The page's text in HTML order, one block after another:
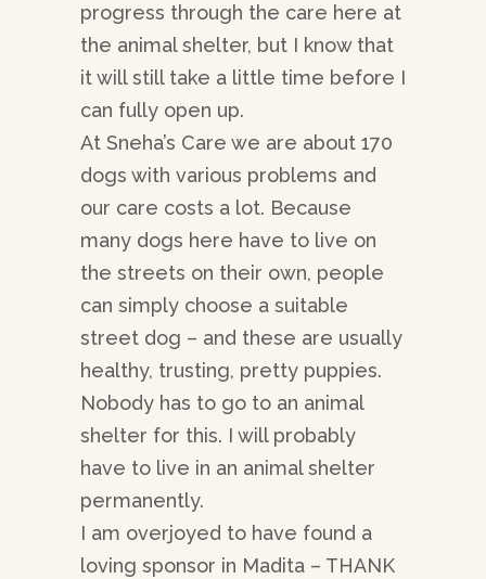
progress through the care here at
the animal shelter, but I know that
it will still take a little time before I
can fully open up.
At Sneha’s Care we are about 170
dogs with various problems and
our care costs a lot. Because
many dogs here have to live on
the streets on their own, people
can simply choose a suitable
street dog – and these are usually
healthy, trusting, pretty puppies.
Nobody has to go to an animal
shelter for this. I will probably
have to live in an animal shelter
permanently.
I am overjoyed to have found a
loving sponsor in Madita – THANK